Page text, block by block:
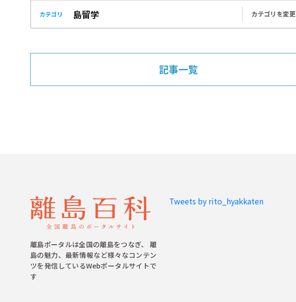
カテゴリ カテゴリを変更
記事一覧
離島ポータルは全国の離島をつなぎ、 離
島の魅力、最新情報など様々なコンテン
ツを発信しているWebポータルサイトで
す
Tweets by rito_hyakkaten